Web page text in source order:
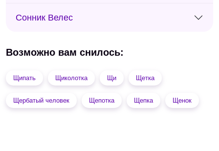
Сонник Велес
Возможно вам снилось:
Щипать Щиколотка Щи Щетка
Щербатый человек Щепотка Щепка Щенок